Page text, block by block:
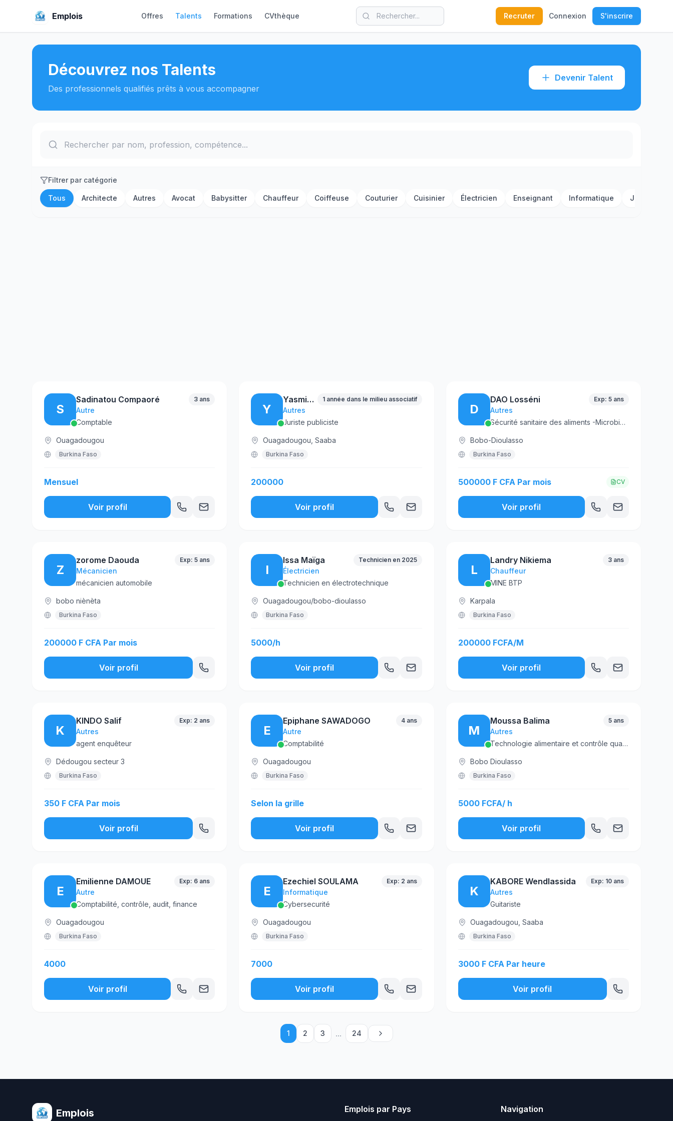
Emplois Offres Talents Formations CVthèque Recruter Connexion S'inscrire
Découvrez nos Talents
Des professionnels qualifiés prêts à vous accompagner
Devenir Talent
Filtrer par catégorie
Tous Architecte Autres Avocat Babysitter Chauffeur Coiffeuse Couturier Cuisinier Électricien Enseignant Informatique Jardinier
S
Sadinatou Compaoré
Autre
3 ans
Comptable
Ouagadougou
Burkina Faso
Mensuel
Voir profil
Y
Yasmine floria MONKA
Autres
1 année dans le milieu associatif
Juriste publiciste
Ouagadougou, Saaba
Burkina Faso
200000
Voir profil
D
DAO Losséni
Autres
Exp: 5 ans
Sécurité sanitaire des aliments -Microbiologie- Technologie agroalimentaire - Management qualité
Bobo-Dioulasso
Burkina Faso
500000 F CFA Par mois CV
Voir profil
Z
zorome Daouda
Mécanicien
Exp: 5 ans
mécanicien automobile
bobo niènèta
Burkina Faso
200000 F CFA Par mois
Voir profil
I
Issa Maïga
Électricien
Technicien en 2025
Technicien en électrotechnique
Ouagadougou/bobo-dioulasso
Burkina Faso
5000/h
Voir profil
L
Landry Nikiema
Chauffeur
3 ans
MINE BTP
Karpala
Burkina Faso
200000 FCFA/M
Voir profil
K
KINDO Salif
Autres
Exp: 2 ans
agent enquêteur
Dédougou secteur 3
Burkina Faso
350 F CFA Par mois
Voir profil
E
Epiphane SAWADOGO
Autre
4 ans
Comptabilité
Ouagadougou
Burkina Faso
Selon la grille
Voir profil
M
Moussa Balima
Autres
5 ans
Technologie alimentaire et contrôle qualité
Bobo Dioulasso
Burkina Faso
5000 FCFA/ h
Voir profil
E
Emilienne DAMOUE
Autre
Exp: 6 ans
Comptabilité, contrôle, audit, finance
Ouagadougou
Burkina Faso
4000
Voir profil
E
Ezechiel SOULAMA
Informatique
Exp: 2 ans
Cybersecurité
Ouagadougou
Burkina Faso
7000
Voir profil
K
KABORE Wendlassida
Autres
Exp: 10 ans
Guitariste
Ouagadougou, Saaba
Burkina Faso
3000 F CFA Par heure
Voir profil
1 2 3 ... 24
Emplois Emplois par Pays Navigation